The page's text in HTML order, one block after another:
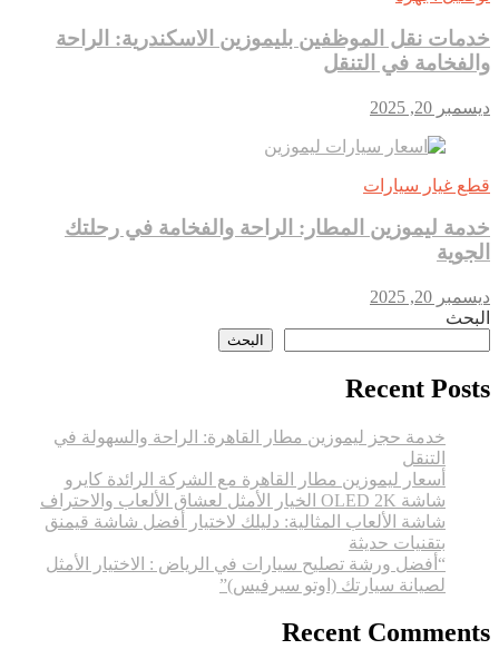
وفخامة
خدمات نقل الموظفين بليموزين الاسكندرية: الراحة
والفخامة في التنقل
ديسمبر 20, 2025
قطع غيار سيارات
خدمة ليموزين المطار: الراحة والفخامة في رحلتك
الجوية
ديسمبر 20, 2025
البحث
البحث
Recent Posts
خدمة حجز ليموزين مطار القاهرة: الراحة والسهولة في
التنقل
أسعار ليموزين مطار القاهرة مع الشركة الرائدة كايرو
شاشة OLED 2K الخيار الأمثل لعشاق الألعاب والاحتراف
شاشة الألعاب المثالية: دليلك لاختيار أفضل شاشة قيمنق
بتقنيات حديثة
“أفضل ورشة تصليح سيارات في الرياض : الاختيار الأمثل
لصيانة سيارتك (اوتو سيرفيس)”
Recent Comments